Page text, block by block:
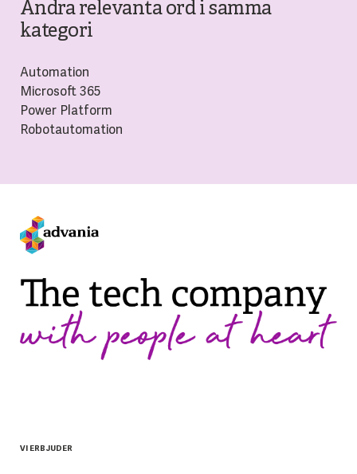
Andra relevanta ord i samma
kategori
Automation
Microsoft 365
Power Platform
Robotautomation
VI ERBJUDER